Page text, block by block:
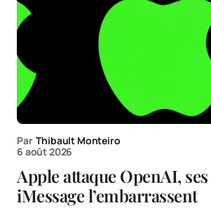
Par Thibault Monteiro
6 août 2026
Apple attaque OpenAI,
iMessage l’embarrassent